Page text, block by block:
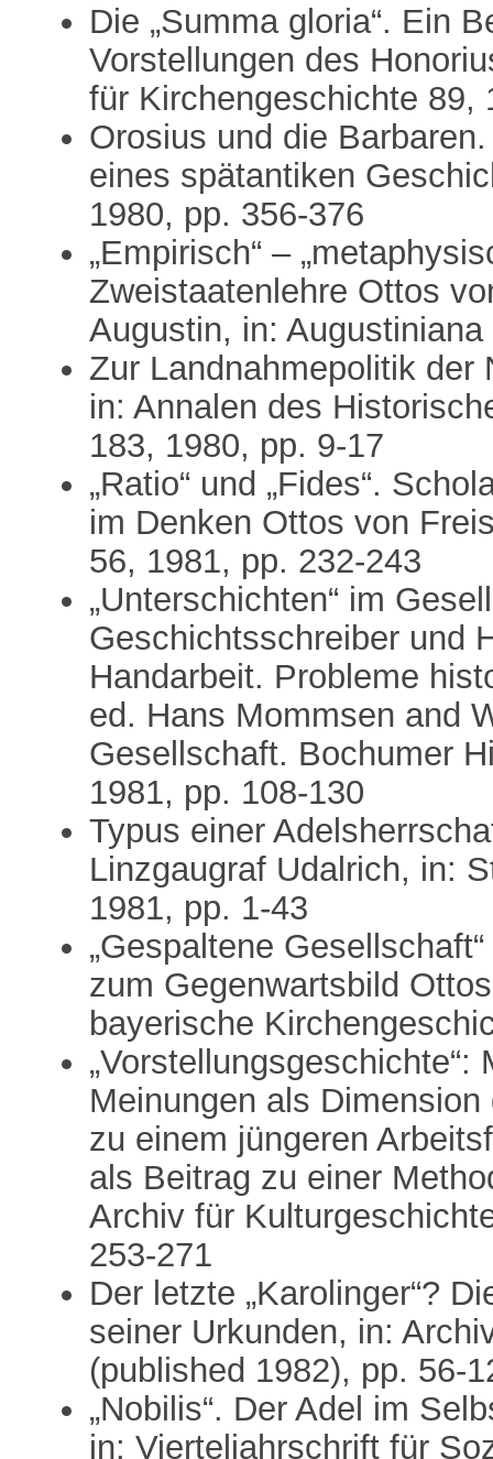
Die „Summa gloria“. Ein
Vorstellungen des
für Kirchengeschichte 89,
Orosius und die
eines spätantiken
1980, pp. 356-376
„Empirisch“ –
Zweistaatenlehre Ottos
Augustin, in:
Zur Landnahmepolitik der
in: Annalen des
183, 1980, pp. 9-17
„Ratio“ und „Fides“.
im Denken Ottos von
56, 1981, pp. 232-243
„Unterschichten“ im
Geschichtsschreiber und
Handarbeit. Probleme
ed. Hans Mommsen and
Gesellschaft. Bochumer
1981, pp. 108-130
Typus einer
Linzgaugraf Udalrich, in:
1981, pp. 1-43
„Gespaltene
zum Gegenwartsbild
bayerische
Meinungen als
zu einem jüngeren
als Beitrag zu einer
Archiv für
253-271
Der letzte „Karolinger“?
seiner Urkunden, in:
(published 1982), pp. 56-
„Nobilis“. Der Adel im
in: Vierteljahrschrift für